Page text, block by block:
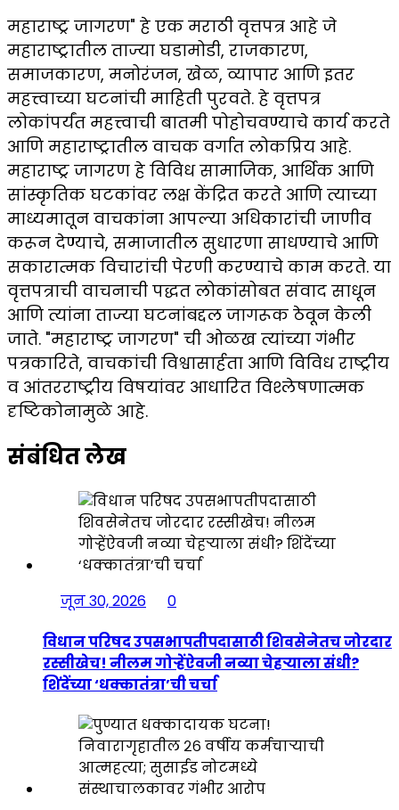
महाराष्ट्र जागरण" हे एक मराठी वृत्तपत्र आहे जे
महाराष्ट्रातील ताज्या घडामोडी, राजकारण,
समाजकारण, मनोरंजन, खेळ, व्यापार आणि इतर
महत्त्वाच्या घटनांची माहिती पुरवते. हे वृत्तपत्र
लोकांपर्यंत महत्त्वाची बातमी पोहोचवण्याचे कार्य करते
आणि महाराष्ट्रातील वाचक वर्गात लोकप्रिय आहे.
महाराष्ट्र जागरण हे विविध सामाजिक, आर्थिक आणि
सांस्कृतिक घटकांवर लक्ष केंद्रित करते आणि त्याच्या
माध्यमातून वाचकांना आपल्या अधिकारांची जाणीव
करून देण्याचे, समाजातील सुधारणा साधण्याचे आणि
सकारात्मक विचारांची पेरणी करण्याचे काम करते. या
वृत्तपत्राची वाचनाची पद्धत लोकांसोबत संवाद साधून
आणि त्यांना ताज्या घटनांबद्दल जागरूक ठेवून केली
जाते. "महाराष्ट्र जागरण" ची ओळख त्यांच्या गंभीर
पत्रकारिते, वाचकांची विश्वासार्हता आणि विविध राष्ट्रीय
व आंतरराष्ट्रीय विषयांवर आधारित विश्लेषणात्मक
दृष्टिकोनामुळे आहे.
संबंधित लेख
जून 30, 2026
0
विधान परिषद उपसभापतीपदासाठी शिवसेनेतच जोरदार
रस्सीखेच! नीलम गोऱ्हेंऐवजी नव्या चेहऱ्याला संधी?
शिंदेंच्या ‘धक्कातंत्रा’ची चर्चा